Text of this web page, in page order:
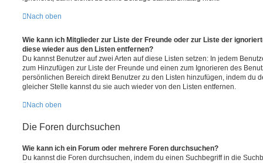
Nach oben
Wie kann ich Mitglieder zur Liste der Freunde oder zur Liste der
diese wieder aus den Listen entfernen?
Du kannst Benutzer auf zwei Arten auf diese Listen setzen: In jedem
zum Hinzufügen zur Liste der Freunde und einen zum Ignorieren des
persönlichen Bereich direkt Benutzer zu den Listen hinzufügen, indem du
gleicher Stelle kannst du sie auch wieder von den Listen entfernen.
Nach oben
Die Foren durchsuchen
Wie kann ich ein Forum oder mehrere Foren durchsuchen?
Du kannst die Foren durchsuchen, indem du einen Suchbegriff in die